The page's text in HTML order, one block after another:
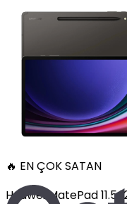
🔥 EN ÇOK SATAN
Huawei MatePad 11.5